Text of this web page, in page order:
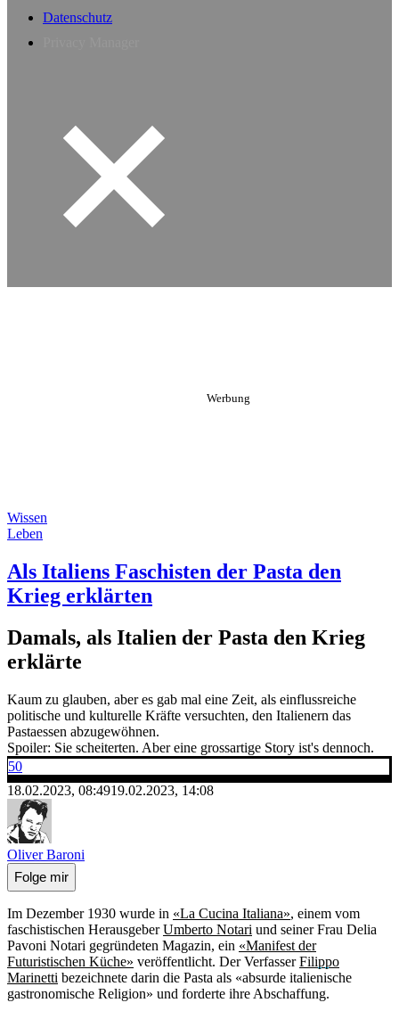
Datenschutz
Wissen
Leben
Als Italiens Faschisten der Pasta den
Krieg erklärten
Damals, als Italien der Pasta den Krieg
erklärte
Kaum zu glauben, aber es gab mal eine Zeit, als einflussreiche
politische und kulturelle Kräfte versuchten, den Italienern das
Pastaessen abzugewöhnen.
Spoiler: Sie scheiterten. Aber eine grossartige Story ist's dennoch.
50
18.02.2023, 08:4919.02.2023, 14:08
Oliver Baroni
Folge mir
Im Dezember 1930 wurde in «La Cucina Italiana», einem vom
faschistischen HerausgeberUmberto Notari und seiner Frau Delia
Pavoni Notari gegründeten Magazin, ein «Manifest der
Futuristischen Küche» veröffentlicht. Der VerfasserFilippo
Marinetti bezeichnete darin die Pasta als «absurde italienische
gastronomische Religion» und forderte ihre Abschaffung.